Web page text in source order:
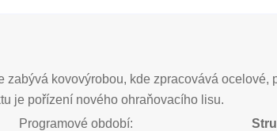
kovovýrobou, kde zpracovává ocelové,
je pořízení nového ohraňovacího lisu.
Programové období: